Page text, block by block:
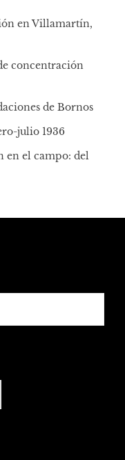
en Villamartín,
concentración
de Bornos
julio 1936
en el campo: del